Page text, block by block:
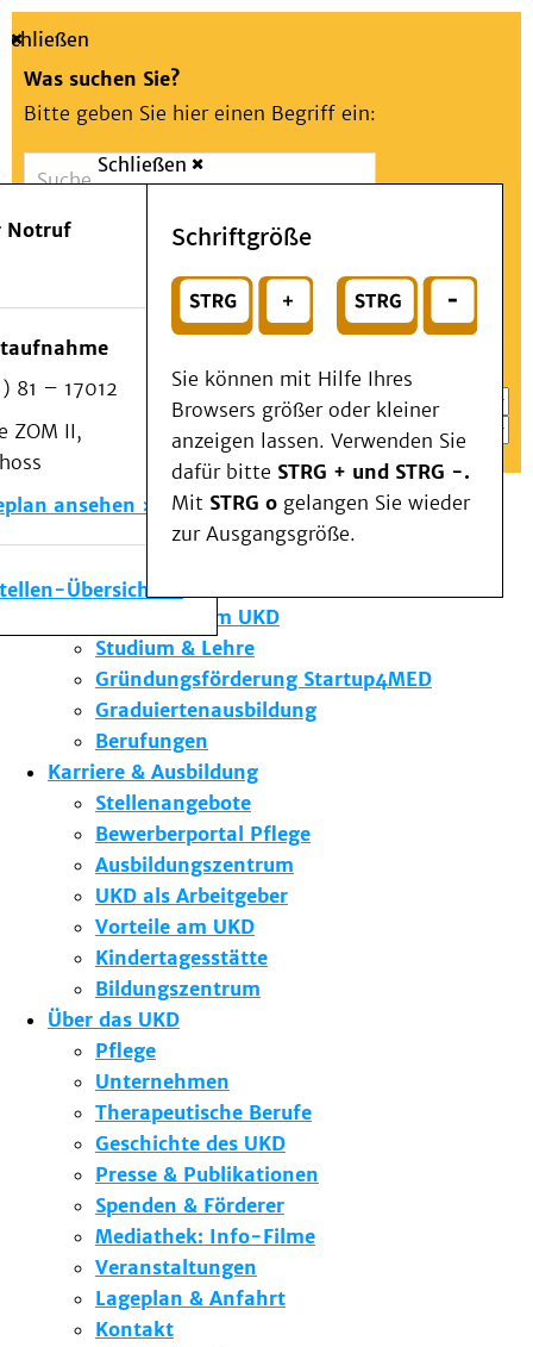
Suche
Schließen
Was suchen Sie?
Bitte geben Sie hier einen Begriff ein:
Suchen
oder
Wählen Sie ein Thema für Ihren Schnelleinstieg
Notfall
Schließen
Notruf
81 – 17012
ZOM II,
ansehen
Übersicht
Schriftgröße
Sie können mit Hilfe Ihres
Browsers größer oder kleiner
anzeigen lassen. Verwenden Sie
dafür bitte STRG + und STRG -.
Mit STRG o gelangen Sie wieder
zur Ausgangsgröße.
Menü
Patienten & Besucher
Kliniken/Institute/Zentren
Als Patient am UKD
Beratung und Unterstützung
Veranstaltungen
Kommunikation im Medizinwesen (KIM)
Notfall
Forschung & Lehre
Die Institute des UKD
Forschung am UKD
Studium & Lehre
Gründungsförderung Startup4MED
Graduiertenausbildung
Berufungen
Karriere & Ausbildung
Stellenangebote
Bewerberportal Pflege
Ausbildungszentrum
UKD als Arbeitgeber
Vorteile am UKD
Kindertagesstätte
Bildungszentrum
Über das UKD
Pflege
Unternehmen
Therapeutische Berufe
Geschichte des UKD
Presse & Publikationen
Spenden & Förderer
Mediathek: Info-Filme
Veranstaltungen
Lageplan & Anfahrt
Kontakt